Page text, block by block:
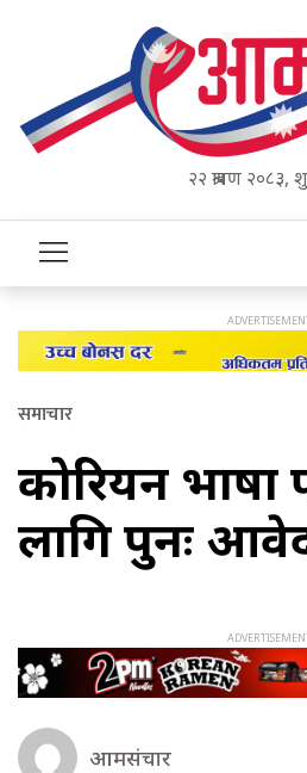
२२ श्रावण २०८३,
समाचार
कोरियन भाषा
लागि पुनः
आमसंचार